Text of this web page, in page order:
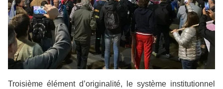
Troisième élément d’originalité, le système institutionnel